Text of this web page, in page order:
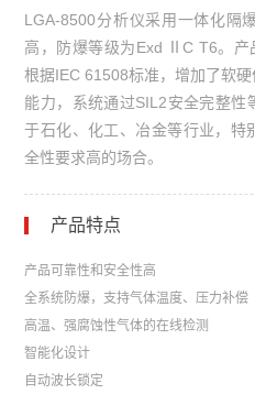
LGA-8500分析仪采用一体化隔
高，防爆等级为Exd ⅡC T6。产
根据IEC 61508标准，增加了软
能力，系统通过SIL2安全完整性
于石化、化工、冶金等行业，特
全性要求高的场合。
产品特点
产品可靠性和安全性高
全系统防爆，支持气体温度、压力补偿
高温、强腐蚀性气体的在线检测
智能化设计
自动波长锁定